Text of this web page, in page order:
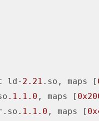
ld- 2.21 .so, maps [
.1 .1 .0 , maps [
.1 .1 .0 , maps [